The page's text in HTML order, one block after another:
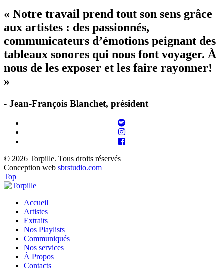
« Notre travail prend tout son sens grâce
aux artistes : des passionnés,
communicateurs d’émotions peignant des
tableaux sonores qui nous font voyager. À
nous de les exposer et les faire rayonner!
»
- Jean-François Blanchet, président
© 2026 Torpille. Tous droits réservés
Conception web sbrstudio.com
Top
Accueil
Artistes
Extraits
Nos Playlists
Communiqués
Nos services
À Propos
Contacts